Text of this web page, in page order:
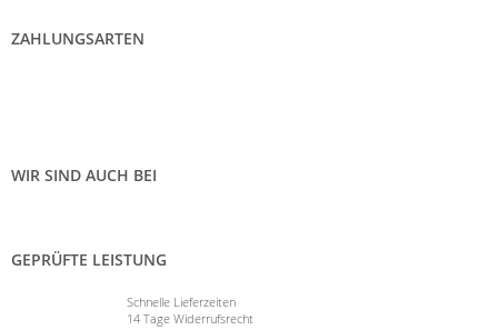
ZAHLUNGSARTEN
WIR SIND AUCH BEI
GEPRÜFTE LEISTUNG
Schnelle Lieferzeiten
14 Tage Widerrufsrecht